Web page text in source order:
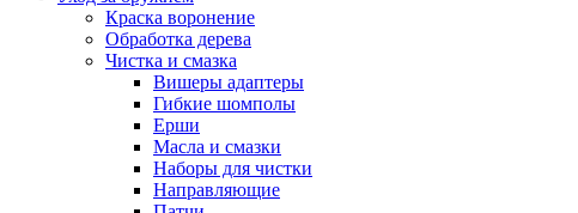
Краска воронение
Обработка дерева
Чистка и смазка
Вишеры адаптеры
Гибкие шомполы
Ерши
Масла и смазки
Наборы для чистки
Направляющие